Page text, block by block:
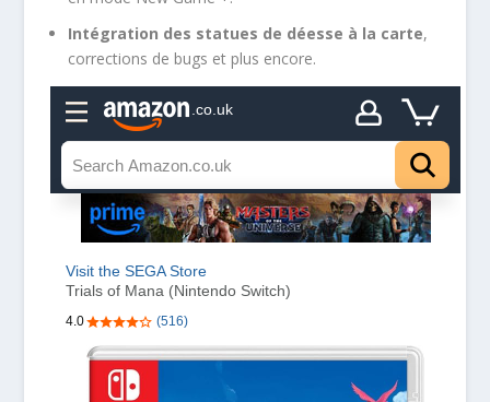
Intégration des statues de déesse à la carte,
corrections de bugs et plus encore.